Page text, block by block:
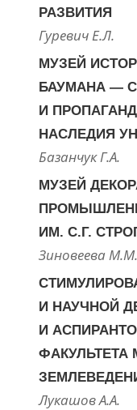
РАЗВИТИЯ
Гуревич Е.Л.
МУЗЕЙ
БАУМАНА —
И
НАСЛЕДИЯ
Базанчук Г.А.
МУЗЕЙ
ИМ. С.Г.
Зиновеева М.М.
И НАУЧНОЙ
И
ФАКУЛЬТЕТА
Лукашов А.А.